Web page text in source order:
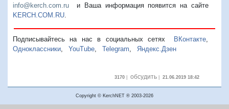
info@kerch.com.ru и Ваша информация появится на сайте
KERCH.COM.RU
Подписывайтесь на нас в социальных сетях ВКонтакте,
Одноклассники
YouTube Telegram Яндекс.Дзен
3170| обсудить| 21.06.2019 18:42
Copyright © KerchNET ® 2003-2026